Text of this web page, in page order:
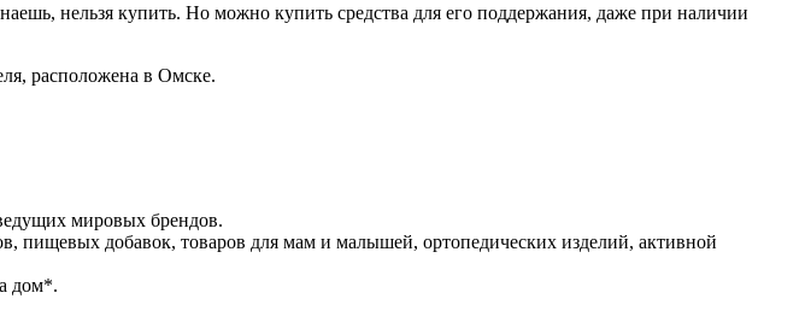
нельзя купить. Но можно купить средства для его поддержания, даже при наличии
расположена в Омске.
мировых брендов.
пищевых добавок, товаров для мам и малышей, ортопедических изделий, активной
дом*.